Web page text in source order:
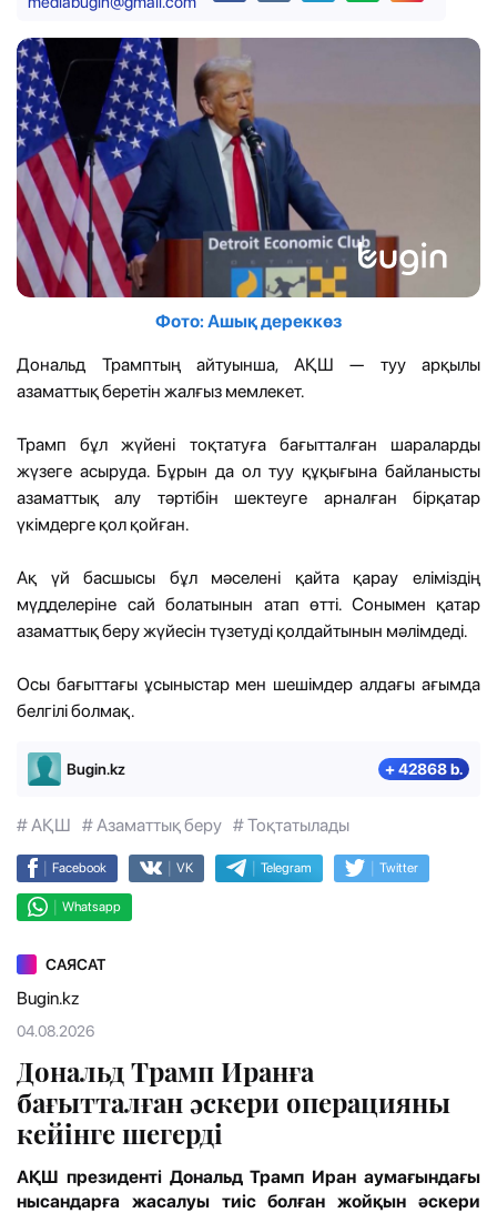
Фото: Ашық дереккөз
Дональд Трамптың айтуынша, АҚШ — туу арқылы
азаматтық беретін жалғыз мемлекет.
Трамп бұл жүйені тоқтатуға бағытталған шараларды
жүзеге асыруда. Бұрын да ол туу құқығына байланысты
азаматтық алу тәртібін шектеуге арналған бірқатар
үкімдерге қол қойған.
Ақ үй басшысы бұл мәселені қайта қарау еліміздің
мүдделеріне сай болатынын атап өтті. Сонымен қатар
азаматтық беру жүйесін түзетуді қолдайтынын мәлімдеді.
Осы бағыттағы ұсыныстар мен шешімдер алдағы ағымда
белгілі болмақ.
Bugin.kz + 42868 b.
# АҚШ # Азаматтық беру # Тоқтатылады
| Facebook | VK | Telegram | Twitter
| Whatsapp
САЯСАТ
Bugin.kz
04.08.2026
Дональд Трамп Иранға
бағытталған әскери операцияны
кейінге шегерді
АҚШ президенті Дональд Трамп Иран аумағындағы
нысандарға жасалуы тиіс болған жойқын әскери